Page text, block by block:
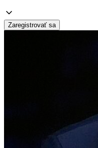
Zaregistrovať sa